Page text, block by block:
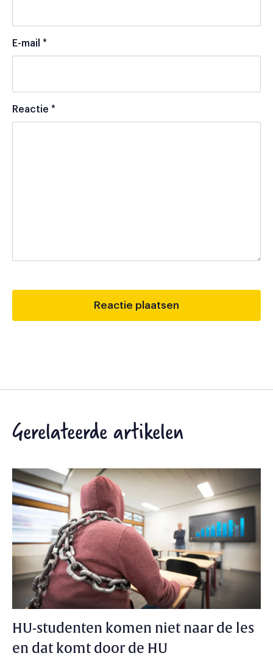
E-mail *
Reactie *
Gerelateerde artikelen
HU-studenten komen niet naar de les
en dat komt door de HU